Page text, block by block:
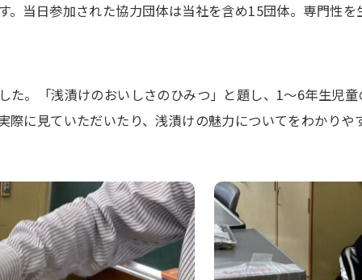
当日参加された協力団体は当社を含め15団体。専門性
た。「浅漬けのおいしさのひみつ」と題し、1～6年生児
に見ていただいたり、浅漬けの魅力についてをわかりや